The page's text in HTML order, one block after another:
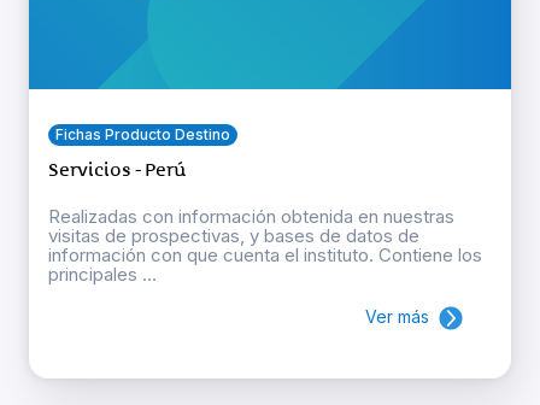
Fichas Producto Destino
Servicios - Perú
Realizadas con información obtenida en nuestras
visitas de prospectivas, y bases de datos de
información con que cuenta el instituto. Contiene los
principales ...
Ver más